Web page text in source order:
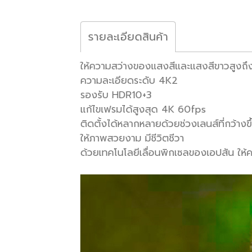
รายละเอียดสินค้า
ให้ความสว่างของแสงสีและแสงสีขาวสูง
ความละเอียดระดับ 4K2
รองรับ HDR10+3
แก้ไขเฟรมได้สูงสุด 4K 60fps
ติดตั้งได้หลากหลายด้วยช่วงเลนส์ที่กว้าง
ให้ภาพสวยงาม มีชีวิตชีวา
ด้วยเทคโนโลยีเลื่อนพิกเซลของเอปสัน